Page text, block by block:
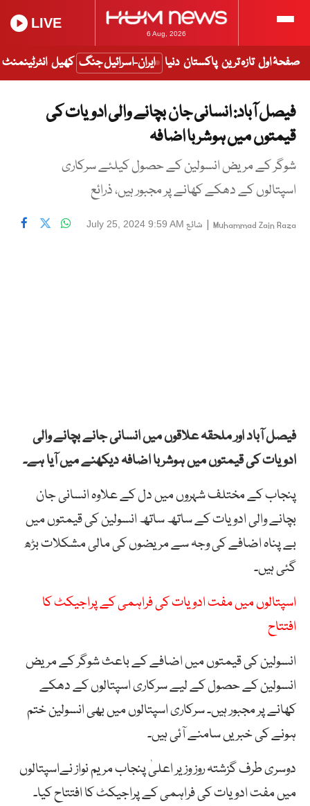
6 Aug, 2026
LIVE
صفحۂ اول تازہ ترین پاکستان دنیا ایران-اسرائیل جنگ کھیل انٹرٹینمنٹ
فیصل آباد: انسانی جان بچانے والی ادویات کی
قیمتوں میں ہوشربا اضافہ
شوگر کے مریض انسولین کے حصول کیلئے سرکاری
اسپتالوں کے دھکے کھانے پر مجبور ہیں، ذرائع
Muhammad Zain Raza
| شائع July 25, 2024 9:59 AM
فیصل آباد اور ملحقہ علاقوں میں انسانی جانے بچانے والی
ادویات کی قیمتوں میں ہوشربا اضافہ دیکھنے میں آیا ہے۔
پنجاب کے مختلف شہروں میں دل کے علاوہ انسانی جان
بچانے والی ادویات کے ساتھ ساتھ انسولین کی قیمتوں میں
بے پناہ اضافے کی وجہ سے مریضوں کی مالی مشکلات بڑھ
گئی ہیں۔
اسپتالوں میں مفت ادویات کی فراہمی کے پراجیکٹ کا
افتتاح
انسولین کی قیمتوں میں اضافے کے باعث شوگر کے مریض
انسولین کے حصول کے لیے سرکاری اسپتالوں کے دھکے
کھانے پر مجبور ہیں۔ سرکاری اسپتالوں میں بھی انسولین ختم
ہونے کی خبریں سامنے آئی ہیں۔
دوسری طرف گزشتہ روز وزیر اعلیٰ پنجاب مریم نواز نےاسپتالوں
میں مفت ادویات کی فراہمی کے پراجیکٹ کا افتتاح کیا۔